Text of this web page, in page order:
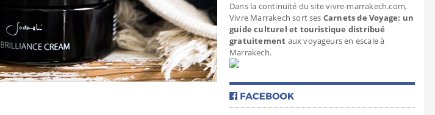
Dans la continuité du site vivre-marrakech.com,
Vivre Marrakech sort ses Carnets de Voyage: un
guide culturel et touristique distribué
gratuitement aux voyageurs en escale à
Marrakech.